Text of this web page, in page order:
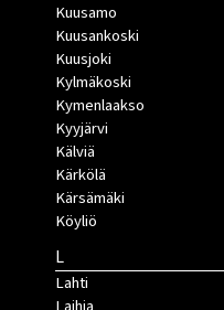
Kuusamo
Kuusankoski
Kuusjoki
Kylmäkoski
Kymenlaakso
Kyyjärvi
Kälviä
Kärkölä
Kärsämäki
Köyliö
L
Lahti